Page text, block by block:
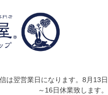
は翌営業日になります。8月13日
～16日休業致します。